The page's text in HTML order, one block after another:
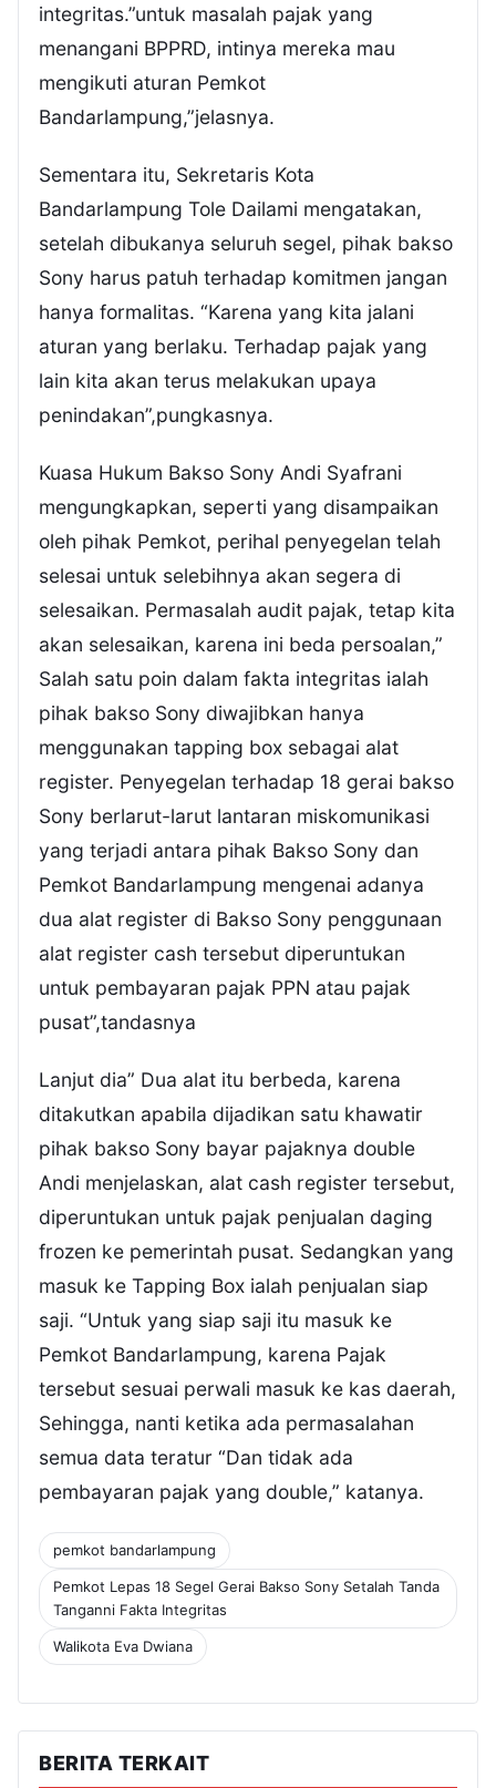
integritas.”untuk masalah pajak yang
menangani BPPRD, intinya mereka mau
mengikuti aturan Pemkot
Bandarlampung,”jelasnya.
Sementara itu, Sekretaris Kota
Bandarlampung Tole Dailami mengatakan,
setelah dibukanya seluruh segel, pihak bakso
Sony harus patuh terhadap komitmen jangan
hanya formalitas. “Karena yang kita jalani
aturan yang berlaku. Terhadap pajak yang
lain kita akan terus melakukan upaya
penindakan”,pungkasnya.
Kuasa Hukum Bakso Sony Andi Syafrani
mengungkapkan, seperti yang disampaikan
oleh pihak Pemkot, perihal penyegelan telah
selesai untuk selebihnya akan segera di
selesaikan. Permasalah audit pajak, tetap kita
akan selesaikan, karena ini beda persoalan,”
Salah satu poin dalam fakta integritas ialah
pihak bakso Sony diwajibkan hanya
menggunakan tapping box sebagai alat
register. Penyegelan terhadap 18 gerai bakso
Sony berlarut-larut lantaran miskomunikasi
yang terjadi antara pihak Bakso Sony dan
Pemkot Bandarlampung mengenai adanya
dua alat register di Bakso Sony penggunaan
alat register cash tersebut diperuntukan
untuk pembayaran pajak PPN atau pajak
pusat”,tandasnya
Lanjut dia” Dua alat itu berbeda, karena
ditakutkan apabila dijadikan satu khawatir
pihak bakso Sony bayar pajaknya double
Andi menjelaskan, alat cash register tersebut,
diperuntukan untuk pajak penjualan daging
frozen ke pemerintah pusat. Sedangkan yang
masuk ke Tapping Box ialah penjualan siap
saji. “Untuk yang siap saji itu masuk ke
Pemkot Bandarlampung, karena Pajak
tersebut sesuai perwali masuk ke kas daerah,
Sehingga, nanti ketika ada permasalahan
semua data teratur “Dan tidak ada
pembayaran pajak yang double,” katanya.
pemkot bandarlampung
Pemkot Lepas 18 Segel Gerai Bakso Sony Setalah Tanda
Tanganni Fakta Integritas
Walikota Eva Dwiana
BERITA TERKAIT